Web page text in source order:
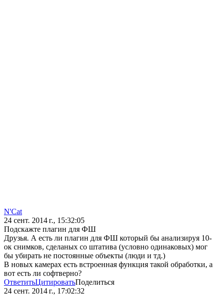
N'Cat
24 сент. 2014 г., 15:32:05
Подскажте плагин для ФШ
Друзья. А есть ли плагин для ФШ который бы анализируя 10-
ок снимков, сделаных со штатива (условно одинаковых) мог
бы убирать не постоянные объекты (люди и тд.)
В новых камерах есть встроенная функция такой обработки, а
вот есть ли софтверно?
ОтветитьЦитироватьПоделиться
24 сент. 2014 г., 17:02:32